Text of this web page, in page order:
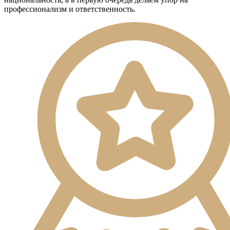
профессионализм и ответственность.